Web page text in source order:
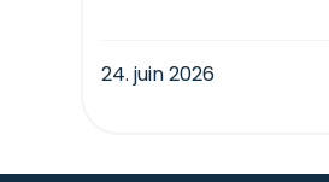
24. juin 2026